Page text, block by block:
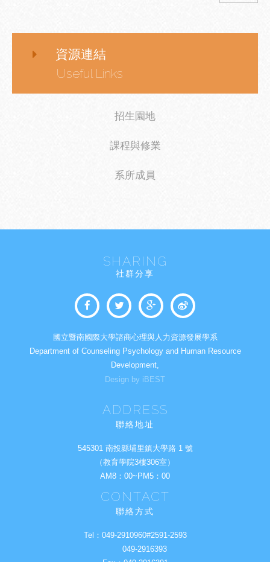
資源連結
Useful Links
招生園地
課程與修業
系所成員
SHARING
社群分享
國立暨南國際大學諮商心理與人力資源發展學系
Department of Counseling Psychology and Human Resource
Development,
Design by iBEST
ADDRESS
聯絡地址
545301 南投縣埔里鎮大學路 1 號
（教育學院3樓306室）
AM8：00~PM5：00
CONTACT
聯絡方式
Tel： 049-2910960#2591-2593
049-2916393